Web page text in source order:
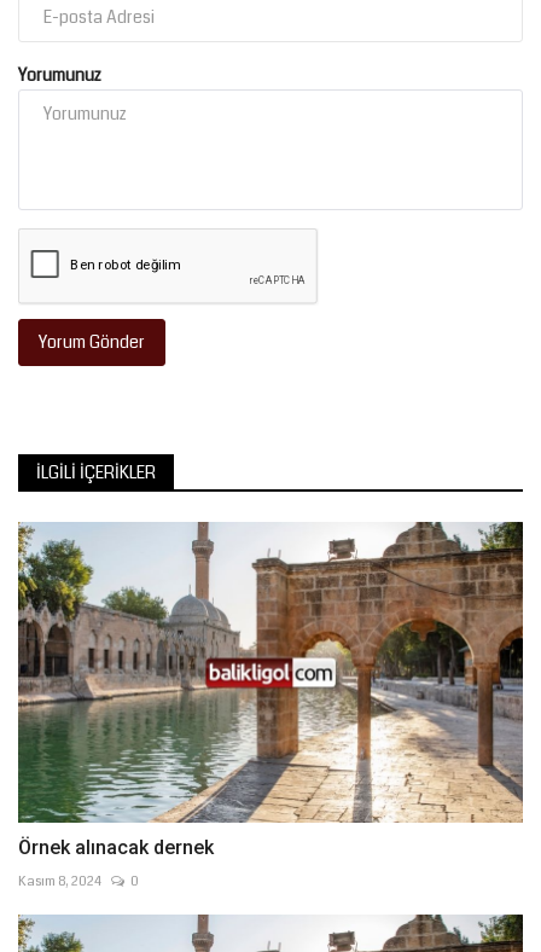
Yorumunuz
Yorum Gönder
İLGILI İÇERIKLER
Örnek alınacak dernek
Kasım 8, 2024 0